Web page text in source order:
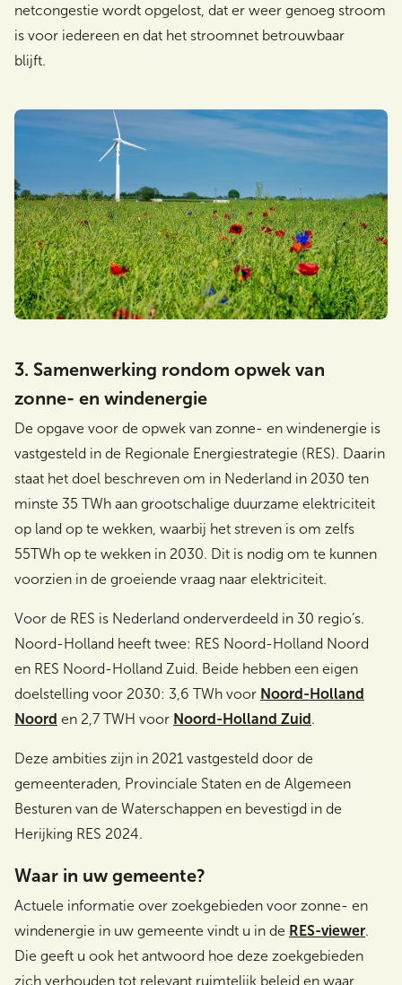
netcongestie wordt opgelost, dat er weer genoeg stroom
is voor iedereen en dat het stroomnet betrouwbaar
blijft.
3. Samenwerking rondom opwek van
zonne- en windenergie
De opgave voor de opwek van zonne- en windenergie is
vastgesteld in de Regionale Energiestrategie (RES). Daarin
staat het doel beschreven om in Nederland in 2030 ten
minste 35 TWh aan grootschalige duurzame elektriciteit
op land op te wekken, waarbij het streven is om zelfs
55TWh op te wekken in 2030. Dit is nodig om te kunnen
voorzien in de groeiende vraag naar elektriciteit.
Voor de RES is Nederland onderverdeeld in 30 regio’s.
Noord-Holland heeft twee: RES Noord-Holland Noord
en RES Noord-Holland Zuid. Beide hebben een eigen
doelstelling voor 2030: 3,6 TWh voor Noord-Holland
Noord en 2,7 TWH voor Noord-Holland Zuid.
Deze ambities zijn in 2021 vastgesteld door de
gemeenteraden, Provinciale Staten en de Algemeen
Besturen van de Waterschappen en bevestigd in de
Herijking RES 2024.
Waar in uw gemeente?
Actuele informatie over zoekgebieden voor zonne- en
windenergie in uw gemeente vindt u in de RES-viewer.
Die geeft u ook het antwoord hoe deze zoekgebieden
zich verhouden tot relevant ruimtelijk beleid en waar